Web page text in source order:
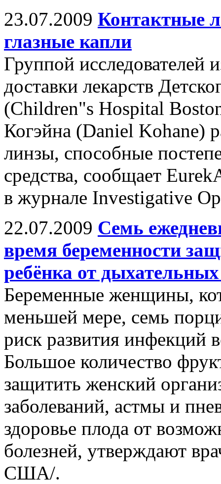
23.07.2009 Контактные
глазные капли
Группой исследователей
доставки лекарств
(Children"s Hospital
Когэйна (Daniel Kohane)
линзы, способные
средства, сообщает
в журнале Investigative
22.07.2009 Семь
время беременности
ребёнка от
Беременные женщины,
меньшей мере, семь
риск развития инфекций
Большое количество
защитить женский
заболеваний, астмы и
здоровье плода от
болезней, утверждают
США/.